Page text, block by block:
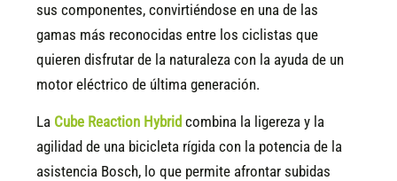
sus componentes, convirtiéndose en una de las
gamas más reconocidas entre los ciclistas que
quieren disfrutar de la naturaleza con la ayuda de un
motor eléctrico de última generación.
La Cube Reaction Hybrid combina la ligereza y la
agilidad de una bicicleta rígida con la potencia de la
asistencia Bosch, lo que permite afrontar subidas